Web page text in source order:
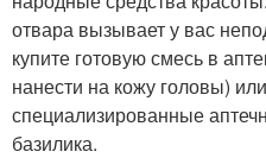
отвара вызывает у вас
купите готовую смесь в
нанести на кожу головы)
специализированные
базилика.